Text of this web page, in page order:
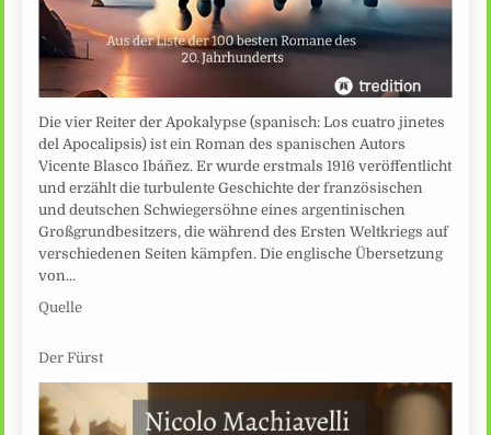
Die vier Reiter der Apokalypse (spanisch: Los cuatro jinetes
del Apocalipsis) ist ein Roman des spanischen Autors
Vicente Blasco Ibáñez. Er wurde erstmals 1916 veröffentlicht
und erzählt die turbulente Geschichte der französischen
und deutschen Schwiegersöhne eines argentinischen
Großgrundbesitzers, die während des Ersten Weltkriegs auf
verschiedenen Seiten kämpfen. Die englische Übersetzung
von…
Quelle
Der Fürst